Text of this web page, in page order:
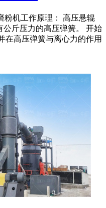
粉机工作原理： 高压悬辊
公斤压力的高压弹簧。 开始
在高压弹簧与离心力的作用